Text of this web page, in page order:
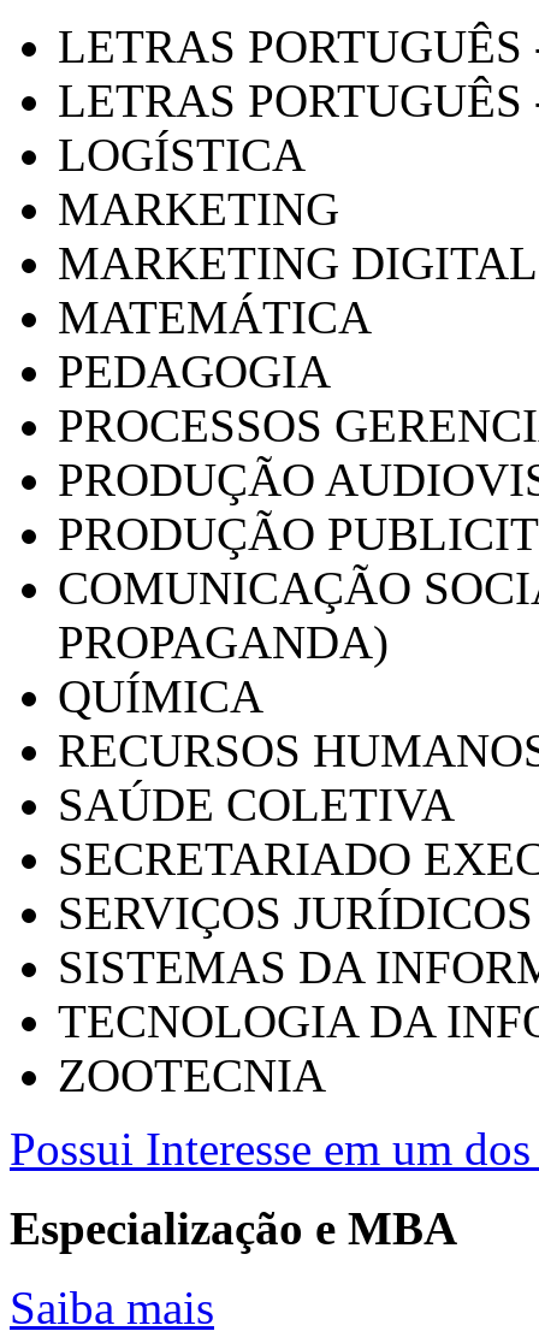
LETRAS
LETRAS PORTUGUÊS
LOGÍSTICA
MARKETING
MARKETING DIGITAL
MATEMÁTICA
PEDAGOGIA
PROCESSOS
PRODUÇÃO
PRODUÇÃO
COMUNICAÇÃO
PROPAGANDA)
QUÍMICA
RECURSOS
SAÚDE COLETIVA
SECRETARIADO
SERVIÇOS
SISTEMAS DA
TECNOLOGIA DA
ZOOTECNIA
Possui Interesse em um
Especialização e MBA
Saiba mais